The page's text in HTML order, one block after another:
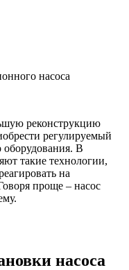
реконструкцию
регулируемый
оборудования. В
такие технологии,
на
проще – насос
насоса